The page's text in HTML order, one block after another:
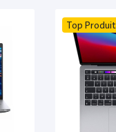
Top Produit